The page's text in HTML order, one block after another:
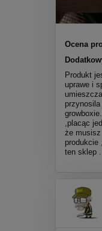
Ocena
Produkt
uprawe i
,placąc
że
produkcie
ten sklep .